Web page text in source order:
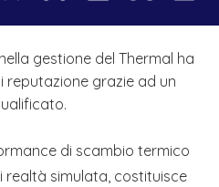
gestione del Thermal ha
reputazione grazie ad un
di scambio termico
realtà simulata, costituisce